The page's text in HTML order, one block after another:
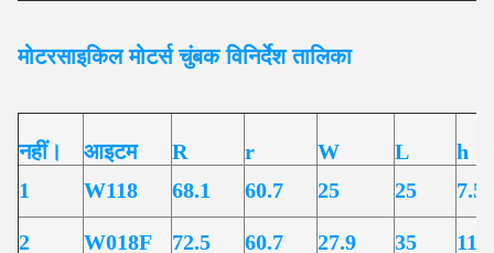
मोटरसाइकिल मोटर्स चुंबक विनिर्देश तालिका
नहीं। आइटम R r W L
h
1
W118 68.1 60.7 25 25 7.50
2 W018F 72.5 60.7 27.9 35